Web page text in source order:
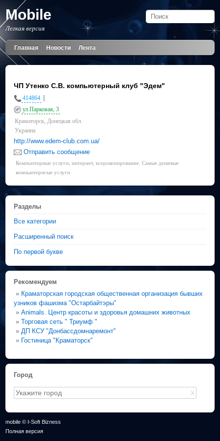
Mobile
Легкая версия
Главная Новости Лента
ЧП Утенко С.В. компьютерный клуб "Эдем"
414864
ул.Парковая, 3
Краматорск, Донецкая обл.
Украина
http://www.edem-club.com.ua/
Отправить сообщение
Компьютерные услуги, интернет, ксерокопирование. Самые дешевые
компьютернгые услуги
Разделы
Все категории
Расширенный поиск
По первой букве
Рекомендуем
» Краматорская городская общественная организация бывших
узников фашизма "Остарбайтэры"
»Animals. Центр красоты и здоровья домашних животных
»Торговая сеть " Триумф "
» ДП КСУ "Донбассдомнаремонт"
» Гостиница "Краматорск"
Город
X
mobile © I-Soft Bizness
Полная версия